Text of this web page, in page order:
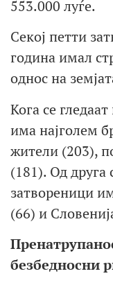
553.000 луѓе.
Секој петти
година имал
однос на
Кога се
има најголем
жители (203),
(181). Од друга
затвореници
(66) и
безбедносни